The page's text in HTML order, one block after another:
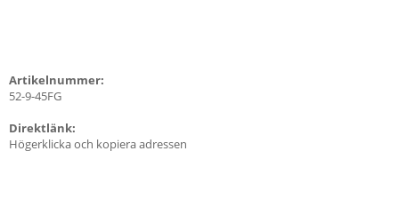
Artikelnummer:
52-9-45FG
Direktlänk:
Högerklicka och kopiera adressen